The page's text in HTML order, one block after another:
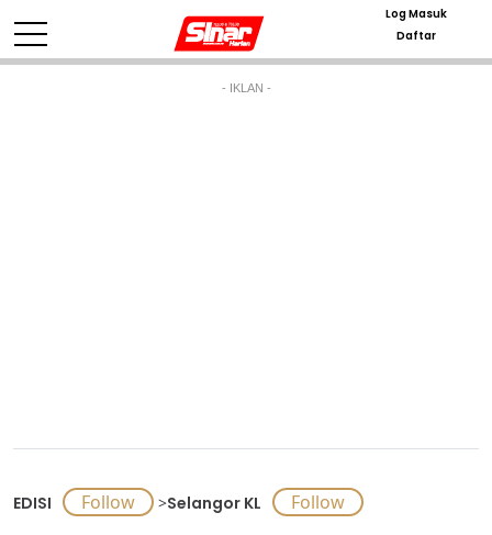
Log Masuk
Daftar
- IKLAN -
EDISI >Selangor KL